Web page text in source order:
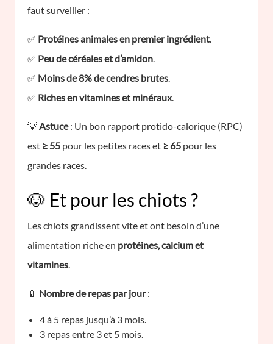
faut surveiller :
✅ Protéines animales en premier ingrédient.
✅ Peu de céréales et d’amidon.
✅ Moins de 8% de cendres brutes.
✅ Riches en vitamines et minéraux.
💡Astuce: Un bon rapport protido-calorique (RPC)
est ≥ 55 pour les petites races et ≥ 65 pour les
grandes races.
🐶 Et pour les chiots ?
Les chiots grandissent vite et ont besoin d’une
alimentation riche en protéines, calcium et
vitamines.
🍼 Nombre de repas par jour:
4 à 5 repas jusqu’à 3 mois.
3 repas entre 3 et 5 mois.